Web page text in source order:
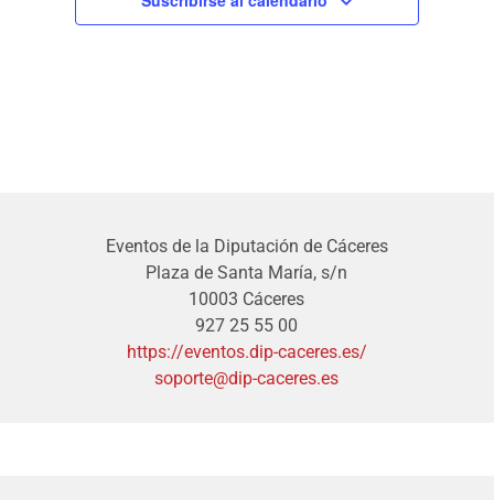
Eventos de la Diputación de Cáceres
Plaza de Santa María, s/n
10003 Cáceres
927 25 55 00
https://eventos.dip-caceres.es/
soporte@dip-caceres.es